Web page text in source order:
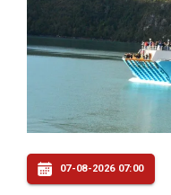
07-08-2026 07:00